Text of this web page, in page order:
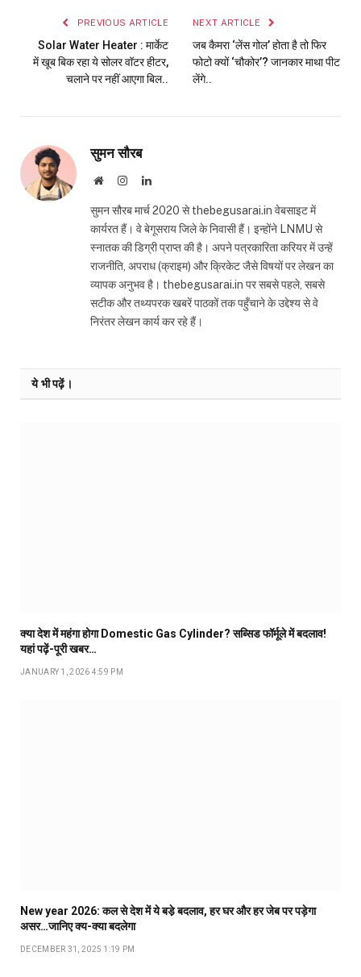
PREVIOUS ARTICLE
Solar Water Heater : मार्केट
में खूब बिक रहा ये सोलर वॉटर हीटर,
चलाने पर नहीं आएगा बिल..
NEXT ARTICLE
जब कैमरा ‘लेंस गोल’ होता है तो फिर
फोटो क्यों ‘चौकोर’? जानकार माथा पीट
लेंगे..
सुमन सौरब
WebsiteInstagramLinkedIn
सुमन सौरब मार्च 2020 से thebegusarai.in वेबसाइट में
कार्यरत हैं। वे बेगूसराय जिले के निवासी हैं। इन्होंने LNMU से
स्नातक की डिग्री प्राप्त की है। अपने पत्रकारिता करियर में उन्हें
राजनीति, अपराध (क्राइम) और क्रिकेट जैसे विषयों पर लेखन का
व्यापक अनुभव है। thebegusarai.in पर सबसे पहले, सबसे
सटीक और तथ्यपरक खबरें पाठकों तक पहुँचाने के उद्देश्य से वे
निरंतर लेखन कार्य कर रहे हैं।
ये भी पढ़ें।
क्या देश में महंगा होगा Domestic Gas Cylinder? सब्सिड फॉर्मूले में बदलाव!
यहां पढ़ें-पूरी खबर…
JANUARY 1, 2026 4:59 PM
New year 2026: कल से देश में ये बडे़ बदलाव, हर घर और हर जेब पर पड़ेगा
असर…जानिए क्य-क्या बदलेगा
DECEMBER 31, 2025 1:19 PM